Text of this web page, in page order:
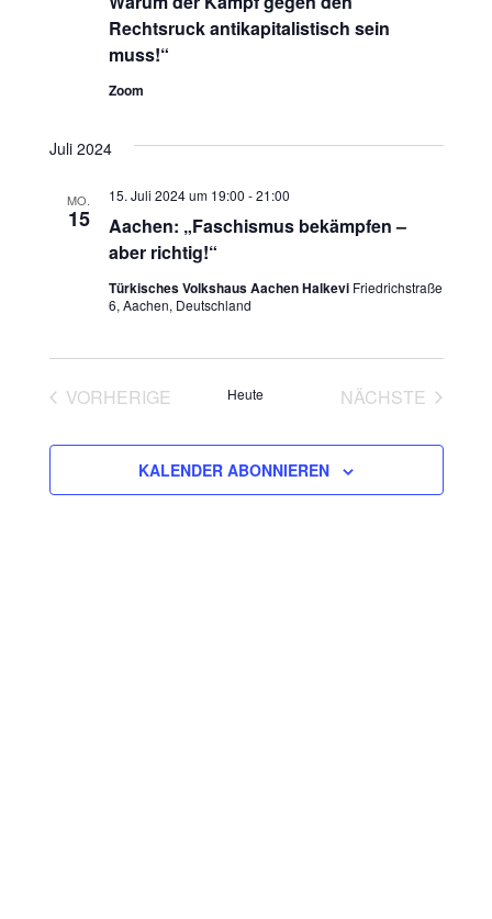
Rechtsruck antikapitalistisch sein
muss!“
Zoom
Juli 2024
MO.
15
Aachen: „Faschismus bekämpfen –
aber richtig!“
15. Juli 2024 um 19:00 -21:00
Türkisches Volkshaus Aachen Halkevi Friedrichstraße
6, Aachen, Deutschland
VORHERIGE
Heute
NÄCHSTE
KALENDER ABONNIEREN